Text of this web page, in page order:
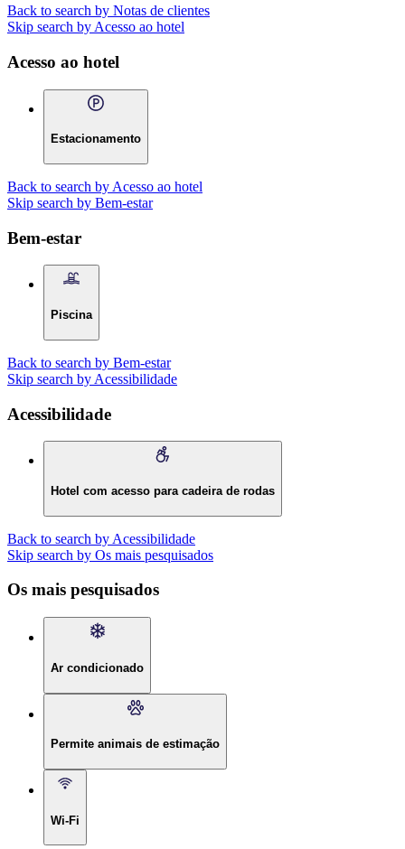
Back to search by Notas de clientes
Skip search by Acesso ao hotel
Acesso ao hotel
Estacionamento
Back to search by Acesso ao hotel
Skip search by Bem-estar
Bem-estar
Piscina
Back to search by Bem-estar
Skip search by Acessibilidade
Acessibilidade
Hotel com acesso para cadeira de rodas
Back to search by Acessibilidade
Skip search by Os mais pesquisados
Os mais pesquisados
Ar condicionado
Permite animais de estimação
Wi-Fi